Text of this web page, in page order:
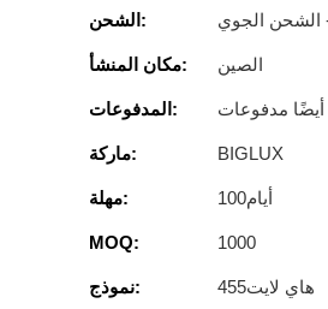
الشحن:
الشحن الجوي
مكان المنشأ: الصين
المدفوعات:
ماركة: BIGLUX
مهلة: أيام100
MOQ: 1000
نموذج: هاي لايت455